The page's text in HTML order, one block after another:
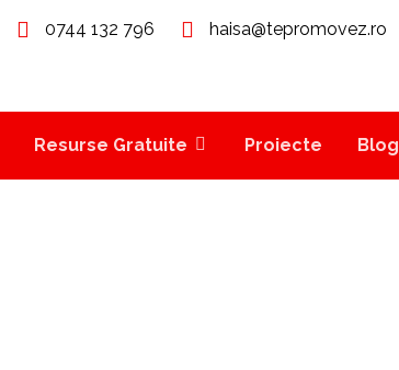
haisa@tepromovez.ro
0744 132 796
Resurse Gratuite Proiecte Blog